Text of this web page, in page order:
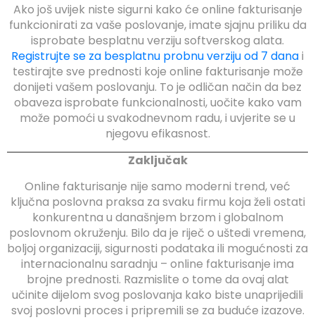
Ako još uvijek niste sigurni kako će online fakturisanje
funkcionirati za vaše poslovanje, imate sjajnu priliku da
isprobate besplatnu verziju softverskog alata.
Registrujte se za besplatnu probnu verziju od 7 danai
testirajte sve prednosti koje online fakturisanje može
donijeti vašem poslovanju. To je odličan način da bez
obaveza isprobate funkcionalnosti, uočite kako vam
može pomoći u svakodnevnom radu, i uvjerite se u
njegovu efikasnost.
Zaključak
Online fakturisanje nije samo moderni trend, već
ključna poslovna praksa za svaku firmu koja želi ostati
konkurentna u današnjem brzom i globalnom
poslovnom okruženju. Bilo da je riječ o uštedi vremena,
boljoj organizaciji, sigurnosti podataka ili mogućnosti za
internacionalnu saradnju – online fakturisanje ima
brojne prednosti. Razmislite o tome da ovaj alat
učinite dijelom svog poslovanja kako biste unaprijedili
svoj poslovni proces i pripremili se za buduće izazove.